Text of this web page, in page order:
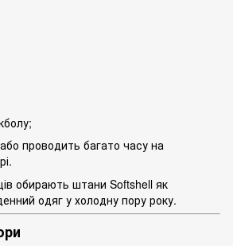
проводить багато часу на
обирають штани Softshell як
одяг у холодну пору року.